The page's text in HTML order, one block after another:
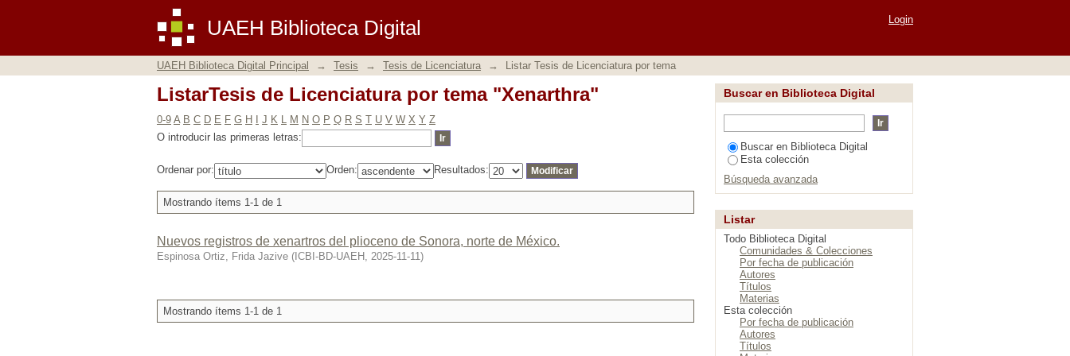
UAEH Biblioteca Digital
ListarTesis de Licenciatura por tema "Xenarthra" Login
UAEH Biblioteca Digital Principal → Tesis → Tesis de Licenciatura → Listar Tesis de Licenciatura por tema
ListarTesis de Licenciatura por tema "Xenarthra"
0-9 A B C D E F G H J K L M N O P Q R S T U V W X Y Z
O introducir las primeras letras:
Ordenar por: Orden: Resultados:
Mostrando ítems 1-1 de 1
Nuevos registros de xenartros del plioceno de Sonora, norte de México.
Espinosa Ortiz, Frida Jazive ( ICBI-BD-UAEH , 2025-11-11)
Mostrando ítems 1-1 de 1
Buscar en Biblioteca Digital
Buscar en Biblioteca Digital
Esta colección
Búsqueda avanzada
Listar
Todo Biblioteca Digital
Comunidades & Colecciones
Por fecha de publicación
Autores
Títulos
Materias
Esta colección
Por fecha de publicación
Autores
Títulos